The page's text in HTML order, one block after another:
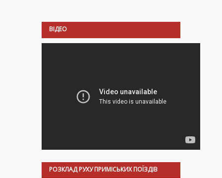
ВІДЕО
РОЗКЛАД РУХУ ПРИМІСЬКИХ ПОЇЗДІВ